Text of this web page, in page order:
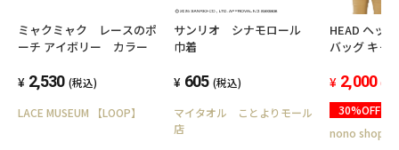
ミャクミャク レースのポ
ーチ アイボリー カラー
2,530 (税込)
LACE MUSEUM 【LOOP】
サンリオ シナモロール
巾着
605 (税込)
マイタオル ことよりモール
店
HEAD ヘッ
バッグ キャ
ンバス 肩掛
通勤 通学 塾
クールバッ
2,000 (税
30%OFF
nono shop